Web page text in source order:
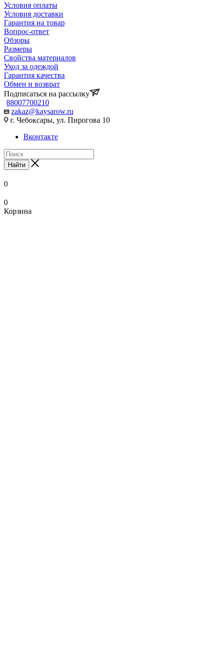
Условия оплаты
Условия доставки
Гарантия на товар
Вопрос-ответ
Обзоры
Размеры
Свойства материалов
Уход за одеждой
Гарантия качества
Обмен и возврат
Подписаться на рассылку
88007700210
zakaz@kaysarow.ru
г. Чебоксары, ул. Пирогова 10
Вконтакте
Найти
0
0
Корзина